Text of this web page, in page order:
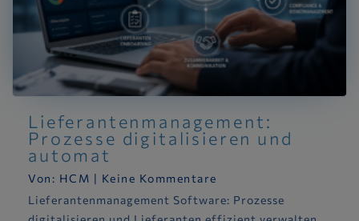
Lieferantenmanagement:
Prozesse digitalisieren und
automat
Von: HCM | Keine Kommentare
Lieferantenmanagement Software: Prozesse